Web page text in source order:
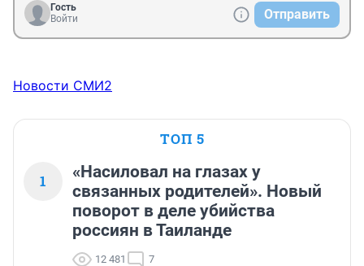
Гость
Войти
Отправить
Новости СМИ2
ТОП 5
1
«Насиловал на глазах у
связанных родителей». Новый
поворот в деле убийства
россиян в Таиланде
12 481 7